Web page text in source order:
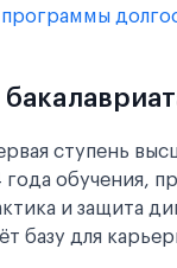
программы
ступень
года обучения,
и защита
базу для